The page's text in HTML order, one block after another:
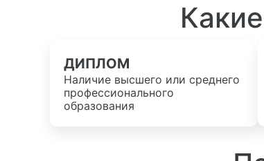
ДИПЛОМ
Наличие высшего или среднего
профессионального
образования